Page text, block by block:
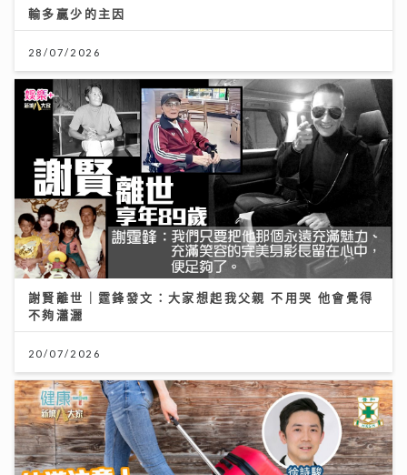
輸多贏少的主因
28/07/2026
謝賢離世｜霆鋒發文：大家想起我父親 不用哭 他會覺得
不夠瀟灑
20/07/2026